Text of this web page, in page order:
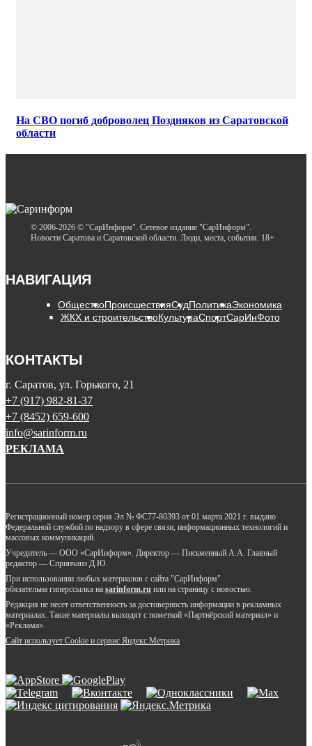
На СВО погиб доброволец Поздняков из Саратовской
области
© 2006-2026 © "СарИнформ". Сетевое издание "СарИнформ".
Новости Саратова и Саратовской области. Люди, места, события. 18+
НАВИГАЦИЯ
ОбществоПроисшествияСудПолитикаЭкономика
ЖКХ и строительствоКультураСпортСарИнФото
КОНТАКТЫ
г. Саратов, ул. Горького, 21
+7 (917) 982-81-37
+7 (8452) 659-600
info@sarinform.ru
РЕКЛАМА
Регистрационный номер серия Эл № ФС77-80393 от 01 марта 2021 г. выдано
Федеральной службой по надзору в сфере связи, информационных технологий и
массовых коммуникаций.
Учредитель — ООО «СарИнформ». Директор — Письменный А.А. Главный
редактор — Спринчанэ Д.Ю.
При использовании любых материалов с сайта "СарИнформ"
обязательна гиперссылка на sarinform.ru или на страницу с новостью.
Редакция не несет ответственность за достоверность информации в рекламных
материалах. Такие материалы выходят с пометкой «Партнёрский материал» и
«Реклама».
Сайт использует Cookie и сервиc Яндекс.Метрика